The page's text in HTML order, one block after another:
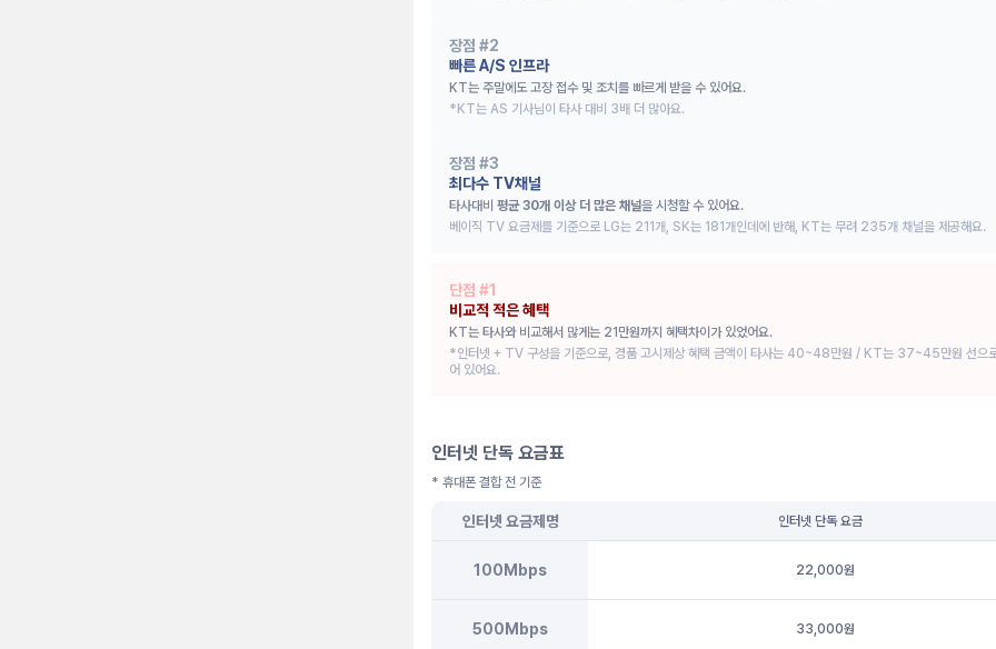
장점 #2
빠른 A/S 인프라
KT는 주말에도 고장 접수 및 조치를 빠르게 받을 수 있어요.
*KT는 AS 기사님이 타사 대비 3배 더 많아요.
장점 #3
최다수 TV채널
타사대비 평균 30개 이상 더 많은 채널을 시청할 수 있어요.
베이직 TV 요금제를 기준으로 LG는 211개, SK는 181개인데에 반해, KT는 무려 235개 채널을 제공해요.
단점 #1
비교적 적은 혜택
KT는 타사와 비교해서 많게는 21만원까지 혜택차이가 있었어요.
*인터넷 + TV 구성을 기준으로, 경품 고시제상 혜택 금액이 타사는 40~48만원 / KT는 37~45만원 선으
어 있어요.
인터넷 단독 요금표
* 휴대폰 결합 전 기준
인터넷 요금제명 인터넷 단독 요금
100Mbps 22,000원
500Mbps 33,000원